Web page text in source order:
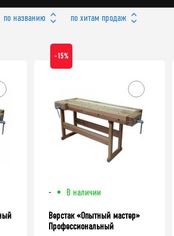
по названию по хитам продаж
-15%
- В наличии
Верстак «Опытный мастер»
Профессиональный